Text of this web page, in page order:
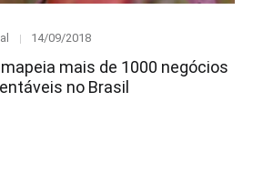
Posted
14/09/2018
mais de 1000 negócios
no Brasil